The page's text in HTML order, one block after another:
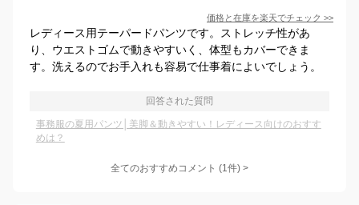
価格と在庫を楽天でチェック >>
レディース用テーパードパンツです。ストレッチ性があ
り、ウエストゴムで動きやすいく、体型もカバーできま
す。洗えるのでお手入れも容易で仕事着によいでしょう。
回答された質問
事務服の夏用パンツ│美脚＆動きやすい！レディース向けのおすす
めは？
全てのおすすめコメント (1件) >